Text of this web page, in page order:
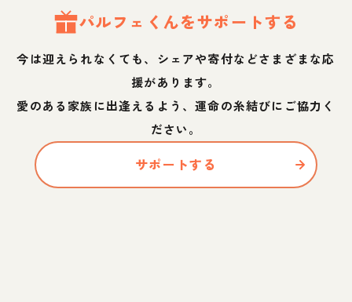
パルフェ くんをサポートする
今は迎えられなくても、シェアや寄付などさまざまな応
援があります。
愛のある家族に出逢えるよう、運命の糸結びにご協力く
ださい。
サポートする